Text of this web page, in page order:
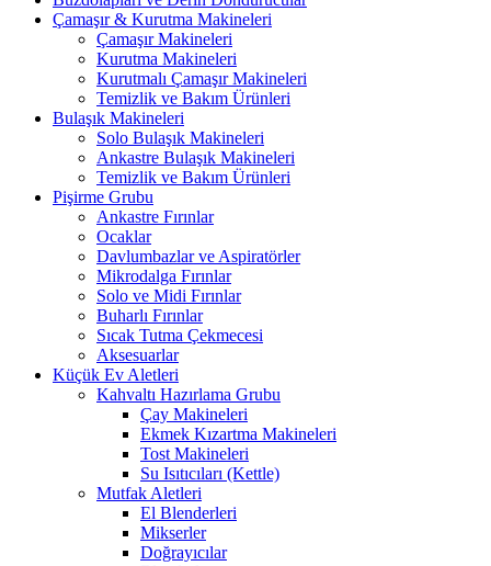
Çamaşır & Kurutma Makineleri
Çamaşır Makineleri
Kurutma Makineleri
Kurutmalı Çamaşır Makineleri
Temizlik ve Bakım Ürünleri
Bulaşık Makineleri
Solo Bulaşık Makineleri
Ankastre Bulaşık Makineleri
Temizlik ve Bakım Ürünleri
Pişirme Grubu
Ankastre Fırınlar
Ocaklar
Davlumbazlar ve Aspiratörler
Mikrodalga Fırınlar
Solo ve Midi Fırınlar
Buharlı Fırınlar
Sıcak Tutma Çekmecesi
Aksesuarlar
Küçük Ev Aletleri
Kahvaltı Hazırlama Grubu
Çay Makineleri
Ekmek Kızartma Makineleri
Tost Makineleri
Su Isıtıcıları (Kettle)
Mutfak Aletleri
El Blenderleri
Mikserler
Doğrayıcılar